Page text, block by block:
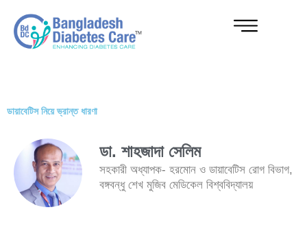
content
ডায়াবেটিস নিয়ে ভ্রান্ত ধারণা
ডা. শাহজাদা সেলিম
সহকারী অধ্যাপক- হরমোন ও ডায়াবেটিস রোগ বিভাগ,
বঙ্গবন্ধু শেখ মুজিব মেডিকেল বিশ্ববিদ্যালয়